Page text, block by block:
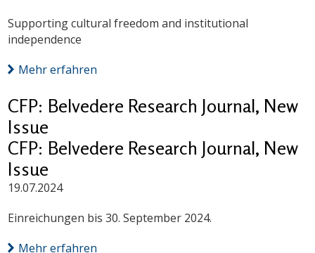
Supporting cultural freedom and institutional
independence
Mehr erfahren
CFP: Belvedere Research Journal, New
Issue
CFP: Belvedere Research Journal, New
Issue
19.07.2024
Einreichungen bis 30. September 2024.
Mehr erfahren